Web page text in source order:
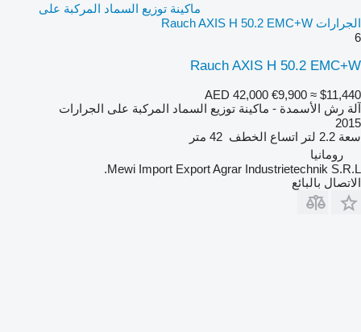
ماكينة توزيع السماد المركبة على
الجرارات Rauch AXIS H 50.2 EMC+W
6
Rauch AXIS H 50.2 EMC+W
AED 42,000 €9,900 ≈ $11,440
آلة رش الأسمدة - ماكينة توزيع السماد المركبة على الجرارات
2015
سعة 2.2 لتر اتساع الخطف 42 متر
رومانيا
Mewi Import Export Agrar Industrietechnik S.R.L.
الاتصال بالبائع